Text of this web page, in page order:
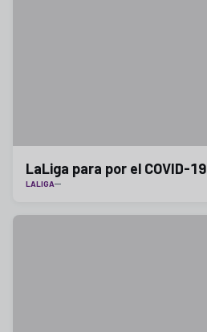
LaLiga para por el COVID-19
LALIGA